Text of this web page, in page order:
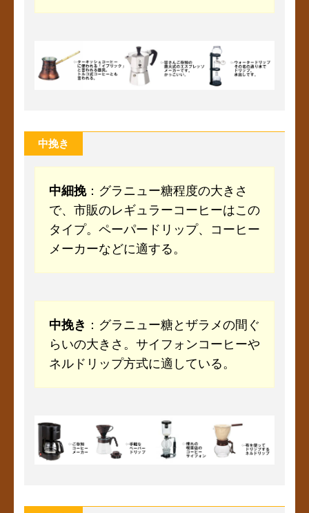
中挽き
中細挽：グラニュー糖程度の大きさ
で、市販のレギュラーコーヒーはこの
タイプ。ペーパードリップ、コーヒー
メーカーなどに適する。
中挽き ：グラニュー糖とザラメの間ぐ
らいの大きさ。サイフォンコーヒーや
ネルドリップ方式に適している。